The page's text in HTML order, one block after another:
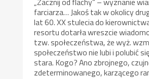
farciarza… Jakoś tak w okolicy
lat 60. XX stulecia do
resortu dotarła wreszcie
tzw. społeczeństwa, że wyż.
społeczeństwo nie lubi i polubić
stara. Kogo? Ano zbrojnego,
zdeterminowanego, karzącego